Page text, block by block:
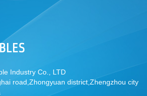
Industry Co., LTD
road,Zhongyuan district,Zhengzhou city